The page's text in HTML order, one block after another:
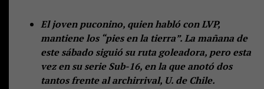
El joven puconino, quien habló con LVP,
mantiene los “pies en la tierra”. La mañana de
este sábado siguió su ruta goleadora, pero esta
vez en su serie Sub-16, en la que anotó dos
tantos frente al archirrival, U. de Chile.